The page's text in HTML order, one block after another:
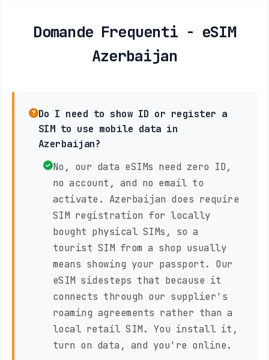
Domande Frequenti - eSIM
Azerbaijan
Do I need to show ID or register a
SIM to use mobile data in
Azerbaijan?
No, our data eSIMs need zero ID,
no account, and no email to
activate. Azerbaijan does require
SIM registration for locally
bought physical SIMs, so a
tourist SIM from a shop usually
means showing your passport. Our
eSIM sidesteps that because it
connects through our supplier's
roaming agreements rather than a
local retail SIM. You install it,
turn on data, and you're online.